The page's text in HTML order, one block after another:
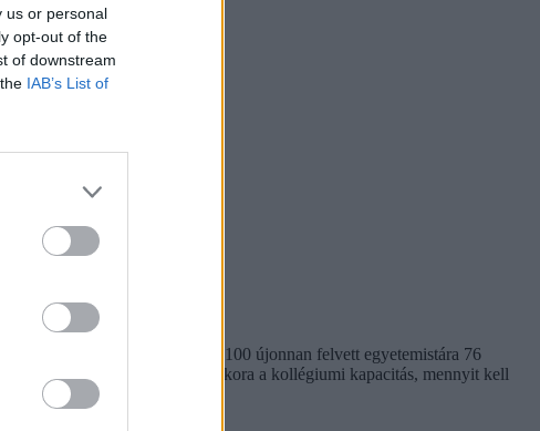
us or personal
opt-out of the
of downstream
IAB’s List of
sem egységes. Míg a BME-n 100 újonnan felvett egyetemistára 76
Megnéztük, hol mekkora a kollégiumi kapacitás, mennyit kell